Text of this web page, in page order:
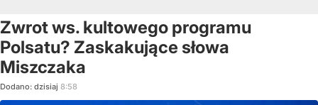
Zwrot ws. kultowego programu
Polsatu? Zaskakujące słowa
Miszczaka
Dodano: dzisiaj 8:58